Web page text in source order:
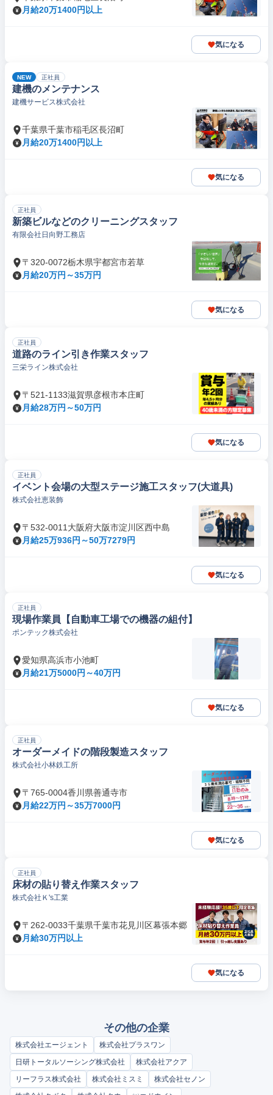
月給20万1400円以上
気になる
NEW 正社員
建機のメンテナンス
建機サービス株式会社
千葉県千葉市稲毛区長沼町
月給20万1400円以上
気になる
正社員
新築ビルなどのクリーニングスタッフ
有限会社日向野工務店
〒320-0072栃木県宇都宮市若草
月給20万円～35万円
気になる
正社員
道路のライン引き作業スタッフ
三栄ライン株式会社
〒521-1133滋賀県彦根市本庄町
月給28万円～50万円
気になる
正社員
イベント会場の大型ステージ施工スタッフ(大道具)
株式会社恵装飾
〒532-0011大阪府大阪市淀川区西中島
月給25万936円～50万7279円
気になる
正社員
現場作業員【自動車工場での機器の組付】
ポンテック株式会社
愛知県高浜市小池町
月給21万5000円～40万円
気になる
正社員
オーダーメイドの階段製造スタッフ
株式会社小林鉄工所
〒765-0004香川県善通寺市
月給22万円～35万7000円
気になる
正社員
床材の貼り替え作業スタッフ
株式会社Ｋ's工業
〒262-0033千葉県千葉市花見川区幕張本郷
月給30万円以上
気になる
その他の企業
株式会社エージェント
株式会社プラスワン
日研トータルソーシング株式会社
株式会社アクア
リーフラス株式会社
株式会社ミスミ
株式会社セノン